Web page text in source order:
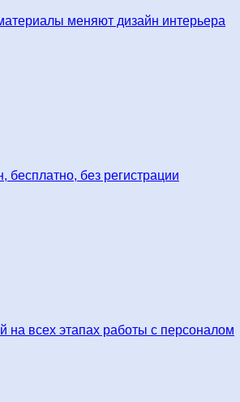
меняют дизайн интерьера
без регистрации
на всех этапах работы с персоналом